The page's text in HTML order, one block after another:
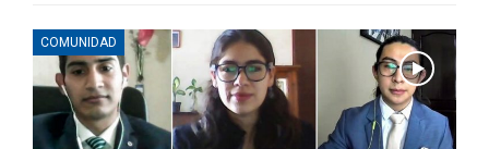
COMUNIDAD